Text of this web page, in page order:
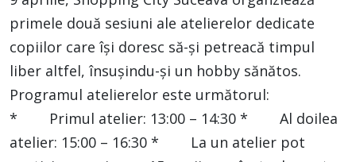
primele două sesiuni ale atelierelor dedicate
copiilor care își doresc să-și petreacă timpul
liber altfel, însușindu-și un hobby sănătos.
Programul atelierelor este următorul:
* Primul atelier: 13:00 – 14:30 * Al doilea
atelier: 15:00 – 16:30 * La un atelier pot